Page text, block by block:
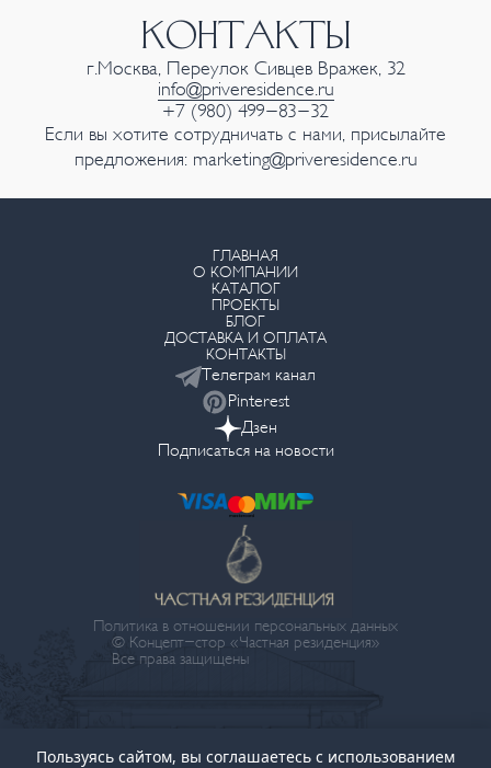
КОНТАКТЫ
г.Москва, Переулок Сивцев Вражек, 32
info@priveresidence.ru
+7 (980) 499-83-32
Если вы хотите сотрудничать с нами, присылайте
предложения: marketing@priveresidence.ru
Пользуясь сайтом, вы соглашаетесь с использованием
ГЛАВНАЯ
О КОМПАНИИ
КАТАЛОГ
ПРОЕКТЫ
БЛОГ
ДОСТАВКА И ОПЛАТА
КОНТАКТЫ
Телеграм канал
Pinterest
Дзен
Подписаться на новости
Политика в отношении персональных данных
© Концепт-стор «Частная резиденция»
Все права защищены